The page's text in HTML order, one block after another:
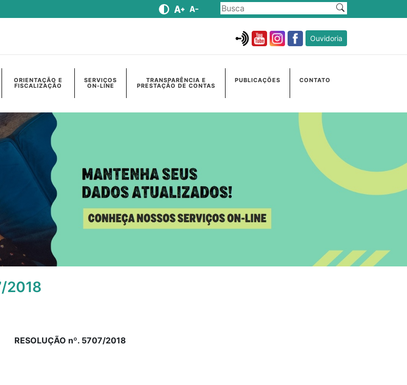
Ouvidoria
ORIENTAÇÃO E
FISCALIZAÇÃO
SERVIÇOS
ON-LINE
TRANSPARÊNCIA E
PRESTAÇÃO DE CONTAS
PUBLICAÇÕES CONTATO
2018
RESOLUÇÃO nº. 5707/2018